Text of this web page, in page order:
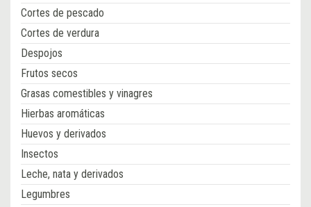
Cortes de pescado
Cortes de verdura
Despojos
Frutos secos
Grasas comestibles y vinagres
Hierbas aromáticas
Huevos y derivados
Insectos
Leche, nata y derivados
Legumbres